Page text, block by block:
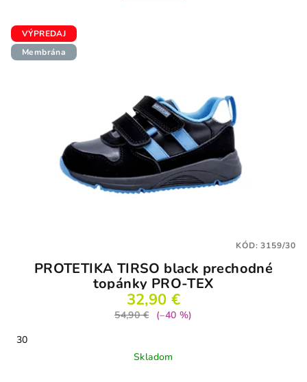
VÝPREDAJ
Membrána
PROTETIKA TIRSO black prechodné
topánky PRO-TEX
32,90 €
54,90 €
(–40 %)
30
Skladom
KÓD:3159/30